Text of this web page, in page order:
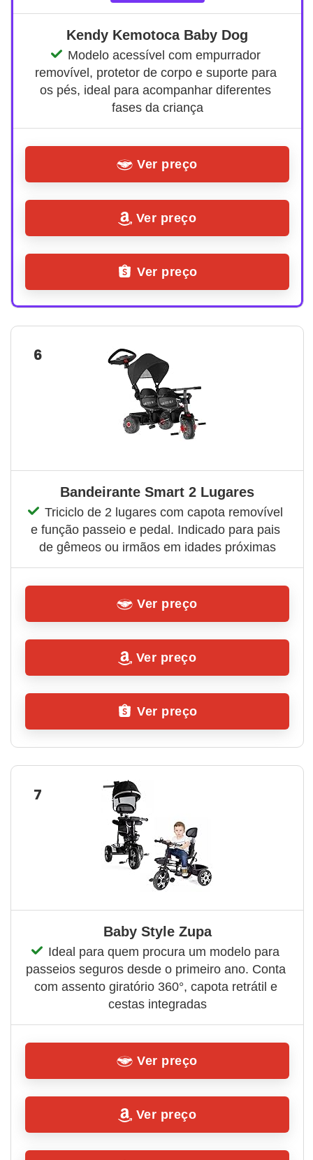
Kendy Kemotoca Baby Dog
Modelo acessível com empurrador
removível, protetor de corpo e suporte para
os pés, ideal para acompanhar diferentes
fases da criança
Ver preço
Ver preço
Ver preço
6
Bandeirante Smart 2 Lugares
Triciclo de 2 lugares com capota removível
e função passeio e pedal. Indicado para pais
de gêmeos ou irmãos em idades próximas
Ver preço
Ver preço
Ver preço
7
Baby Style Zupa
Ideal para quem procura um modelo para
passeios seguros desde o primeiro ano. Conta
com assento giratório 360°, capota retrátil e
cestas integradas
Ver preço
Ver preço